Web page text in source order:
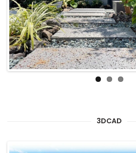
Previous
3DCAD